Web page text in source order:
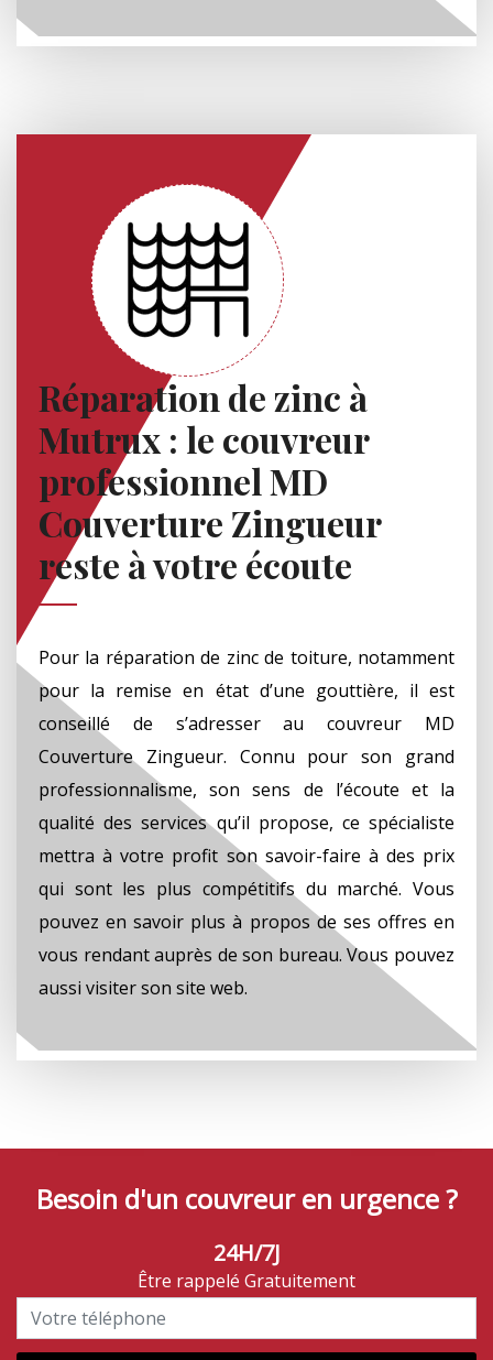
Réparation de zinc à
Mutrux : le couvreur
professionnel MD
Couverture Zingueur
reste à votre écoute
Pour la réparation de zinc de toiture, notamment
pour la remise en état d’une gouttière, il est
conseillé de s’adresser au couvreur MD
Couverture Zingueur. Connu pour son grand
professionnalisme, son sens de l’écoute et la
qualité des services qu’il propose, ce spécialiste
mettra à votre profit son savoir-faire à des prix
qui sont les plus compétitifs du marché. Vous
pouvez en savoir plus à propos de ses offres en
vous rendant auprès de son bureau. Vous pouvez
aussi visiter son site web.
Besoin d'un couvreur en urgence ?
24H/7J
Être rappelé Gratuitement